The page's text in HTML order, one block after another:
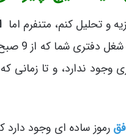
و تحلیل کنم، متنفرم اما
وجود ندارد، و تا زمانی
رموز ساده ای وجود دارد